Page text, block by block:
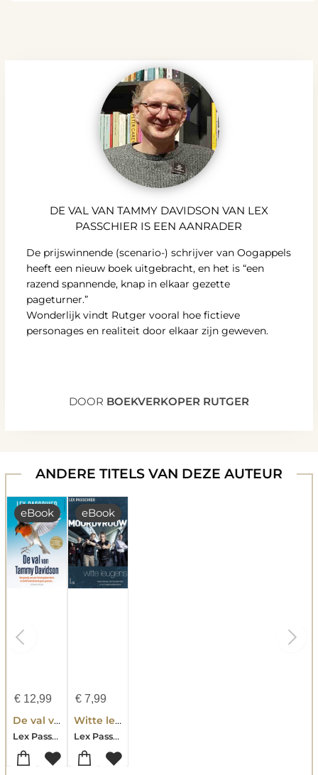
DE VAL VAN TAMMY DAVIDSON VAN LEX
PASSCHIER IS EEN AANRADER
De prijswinnende (scenario-) schrijver van Oogappels
heeft een nieuw boek uitgebracht, en het is “een
razend spannende, knap in elkaar gezette
pageturner.”
Wonderlijk vindt Rutger vooral hoe fictieve
personages en realiteit door elkaar zijn geweven.
DOOR BOEKVERKOPER RUTGER
ANDERE TITELS VAN DEZE AUTEUR
€12,99
eBook
De val van Tammy Davidson
Lex Passchier
€7,99
eBook
Witte leugens
Lex Passchier